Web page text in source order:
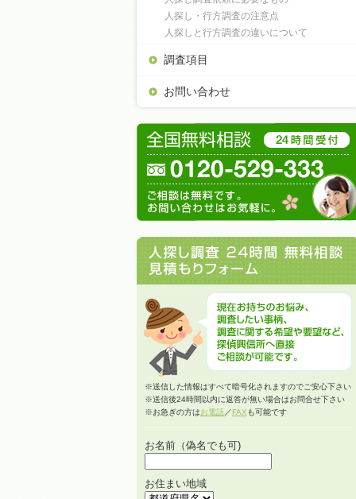
人探し・行方調査の注意点
人探しと行方調査の違いについて
調査項目
お問い合わせ
※送信した情報はすべて暗号化されますのでご安心下さい
※送信後24時間以内に返答が無い場合はお問合せ下さい
※お急ぎの方はお電話 ／FAX も可能です
お名前（偽名でも可)
お住まい地域